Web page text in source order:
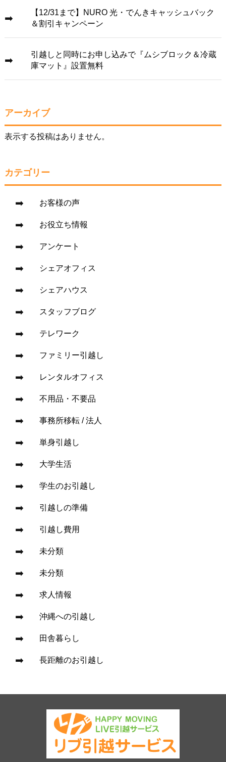
【12/31まで】NURO 光・でんきキャッシュバック
＆割引キャンペーン
引越しと同時にお申し込みで『ムシブロック＆冷蔵
庫マット』設置無料
アーカイブ
表示する投稿はありません。
カテゴリー
お客様の声
お役立ち情報
アンケート
シェアオフィス
シェアハウス
スタッフブログ
テレワーク
ファミリー引越し
レンタルオフィス
不用品・不要品
事務所移転 / 法人
単身引越し
大学生活
学生のお引越し
引越しの準備
引越し費用
未分類
未分類
求人情報
沖縄への引越し
田舎暮らし
長距離のお引越し